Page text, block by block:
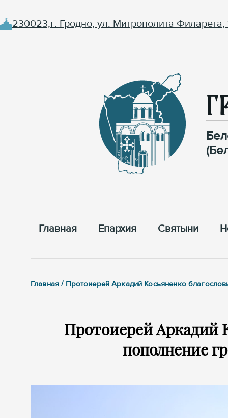
230023,г. Гродно, ул. Митрополита Филарета,
Главная Епархия Cвятыни
Главная / Протоиерей Аркадий Косьяненко
Протоиерей Аркадий
пополнение